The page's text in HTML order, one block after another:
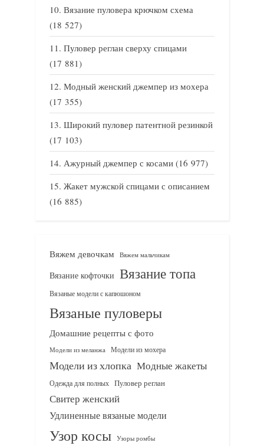
Вязание пуловера крючком схема
(18 527)
Пуловер реглан сверху спицами
(17 881)
Модный женский джемпер из мохера
(17 355)
Широкий пуловер патентной резинкой
(17 103)
Ажурный джемпер с косами (16 977)
Жакет мужской спицами с описанием
(16 885)
Вяжем девочкам Вяжем мальчикам
Вязание кофточки Вязание топа
Вязаные модели с капюшоном
Вязаные пуловеры
Домашние рецепты с фото
Модели из меланжа Модели из мохера
Модели из хлопка Модные жакеты
Одежда для полных Пуловер реглан
Свитер женский
Удлиненные вязаные модели
Узор косы Узоры ромбы